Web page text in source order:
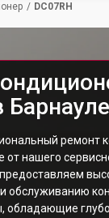
/ DC07RH
Барнауле
ремонт
от нашего
и обслуживанию
обладающие